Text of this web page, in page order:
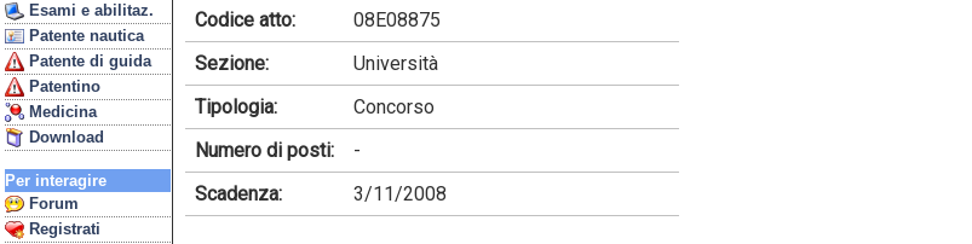
Esami e abilitaz.
Patente nautica
Patente di guida
Patentino
Medicina
Download
Per interagire
Forum
Registrati
Codice atto:
08E08875
Sezione:
Università
Tipologia:
Concorso
Numero di posti:
-
Scadenza:
3/11/2008